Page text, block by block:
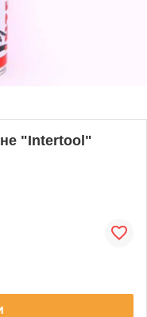
"Intertool"